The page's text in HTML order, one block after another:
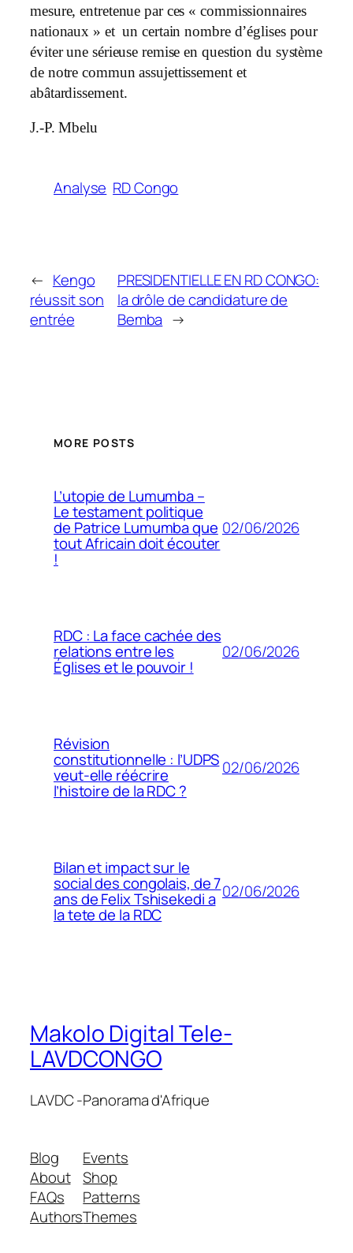
mesure, entretenue par ces « commissionnaires
nationaux » et un certain nombre d’églises pour
éviter une sérieuse remise en question du système
de notre commun assujettissement et
abâtardissement.
J.-P. Mbelu
Analyse RD Congo
← Kengo
réussit son
entrée
PRESIDENTIELLE EN RD CONGO:
la drôle de candidature de
Bemba →
MORE POSTS
L’utopie de Lumumba –
Le testament politique
de Patrice Lumumba que
tout Africain doit écouter
!
02/06/2026
RDC : La face cachée des
relations entre les
Églises et le pouvoir !
02/06/2026
Révision
constitutionnelle : l’UDPS
veut-elle réécrire
l’histoire de la RDC ?
02/06/2026
Bilan et impact sur le
social des congolais, de 7
ans de Felix Tshisekedi a
la tete de la RDC
02/06/2026
Makolo Digital Tele-
LAVDCONGO
LAVDC -Panorama d'Afrique
Blog
About
FAQs
Authors
Events
Shop
Patterns
Themes